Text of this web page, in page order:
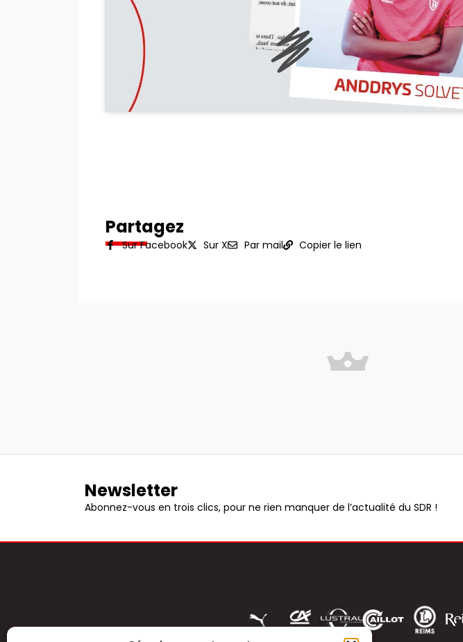
Partagez
Sur Facebook Sur X Par mail Copier le lien
Newsletter
Abonnez-vous en trois clics, pour ne rien manquer de l’actualité du SDR !